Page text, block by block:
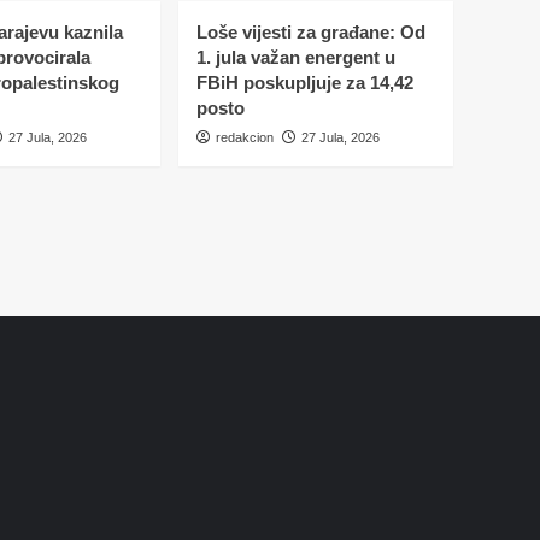
kaznila
27 Jula, 2026
Loše vijesti za građane: Od
1. jula važan energent u
FBiH poskupljuje za 14,42
posto
redakcion 27 Jula, 2026